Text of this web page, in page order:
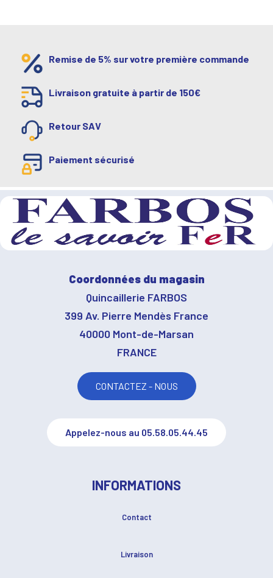
Remise de 5% sur votre première commande
Livraison gratuite à partir de 150€
Retour SAV
Paiement sécurisé
Coordonnées du magasin
Quincaillerie FARBOS
399 Av. Pierre Mendès France
40000 Mont-de-Marsan
FRANCE
CONTACTEZ - NOUS
Appelez-nous au 05.58.05.44.45
INFORMATIONS
Contact
Livraison